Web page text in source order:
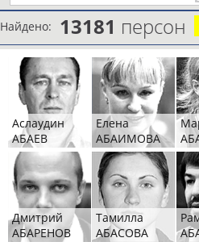
Найдено: 13181 персон
Аслаудин
АБАЕВ
Елена
АБАИМОВА
Дмитрий
АБАРЕНОВ
Тамилла
АБАСОВА